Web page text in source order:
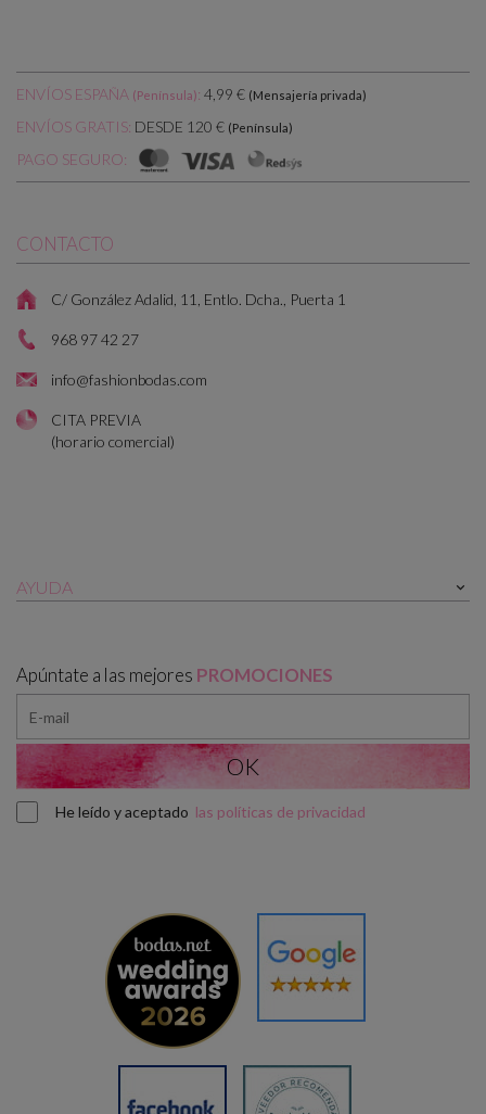
ENVÍOS ESPAÑA (Península): 4,99 € (Mensajería privada)
ENVÍOS GRATIS: DESDE 120 € (Península)
PAGO SEGURO:
CONTACTO
C/ González Adalid, 11, Entlo. Dcha., Puerta 1
968 97 42 27
info@fashionbodas.com
CITA PREVIA
(horario comercial)
AYUDA 
Apúntate a las mejores PROMOCIONES
He leído y aceptado las políticas de privacidad